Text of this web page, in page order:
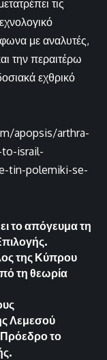
τις
με αναλυτές,
την περαιτέρω
εχθρικό
apopsis/arthra-
israil-
tin-polemiki-se-
το απόγευμα τη
της Κύπρου
τη θεωρία
Λεμεσού
το